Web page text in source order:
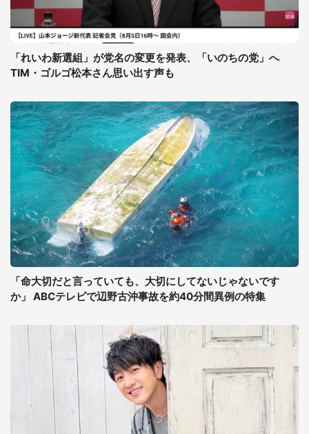
「れいわ新選組」が党名の変更を発表、「いのちの党」へ
TIM・ゴルゴ松本さん思い出す声も
「命大切だと言っていても、大切にしてないじゃないです
か」 ABCテレビで辺野古沖事故を約40分間異例の特集